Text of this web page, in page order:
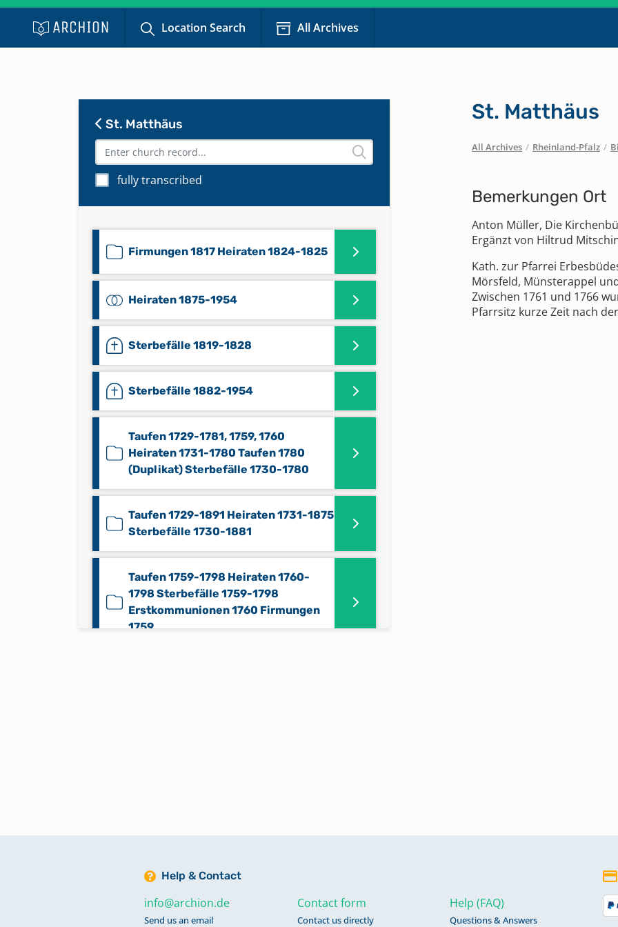
Location Search All Archives
St. Matthäus
fully transcribed
Firmungen 1817 Heiraten 1824-1825
Heiraten 1875-1954
Sterbefälle 1819-1828
Sterbefälle 1882-1954
Taufen 1729-1781, 1759, 1760
Heiraten 1731-1780 Taufen 1780
(Duplikat) Sterbefälle 1730-1780
Taufen 1729-1891 Heiraten 1731-1875
Sterbefälle 1730-1881
Taufen 1759-1798 Heiraten 1760-
1798 Sterbefälle 1759-1798
Erstkommunionen 1760 Firmungen
1759
Taufen 1846-1891 Firmungen 1855-
1846-1881
St. Matthäus
All Archives / Rheinland-Pfalz /
Bemerkungen Ort
Anton Müller, Die
Ergänzt von Hiltrud
Kath. zur Pfarrei
Mörsfeld, Münsterappel
Zwischen 1761 und 1766
Pfarrsitz kurze Zeit nach
Help & Contact
info@archion.de
Send us an email
Contact form
Contact us directly
Help (FAQ)
Questions & Answers